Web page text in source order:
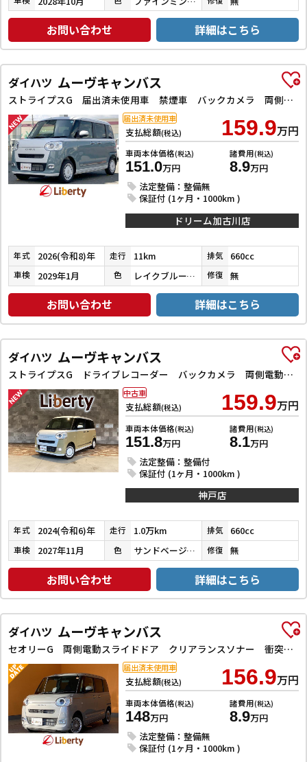
お問い合わせ 詳細はこちら
ダイハツ ムーヴキャンバス
ストライプスG 届出済未使用車 禁煙車 バックカメラ 両側電動スライドドア クリアランスソナー 衝突被害軽減システム オートライト LEDヘッドランプ アイドリングストップ 電動格納ミラー シートヒーター
支払総額(税込) 159.9万円
車両本体価格(税込)
151.0万円
諸費用(税込)
8.9万円
法定整備：整備無
保証付 (1ヶ月・1000km )
届出済未使用車
ドリーム加古川店
年式 2026(令和8)年 走行 11km 排気 660cc
車検 2029年1月 色 レイクブルーメタリック／シャイニングホワイトパール 修復 無
お問い合わせ 詳細はこちら
ダイハツ ムーヴキャンバス
ストライプスG ドライブレコーダー バックカメラ 両側電動スライドドア クリアランスソナー 衝突被害軽減システム オートライト スマートキー アイドリングストップ 電動格納ミラー シートヒーター ベンチシート CVT
支払総額(税込) 159.9万円
車両本体価格(税込)
151.8万円
諸費用(税込)
8.1万円
法定整備：整備付
保証付 (1ヶ月・1000km )
中古車
神戸店
年式 2024(令和6)年 走行 1.0万km 排気 660cc
車検 2027年11月 色 サンドベージュメタリック／シャイニングホワイトパール 修復 無
お問い合わせ 詳細はこちら
ダイハツ ムーヴキャンバス
セオリーG 両側電動スライドドア クリアランスソナー 衝突被害軽減システム オートライト LEDヘッドランプ スマートキー アイドリングストップ 電動格納ミラー 前席シートヒーター 電動パーキングブレーキ
支払総額(税込) 156.9万円
車両本体価格(税込)
148万円
諸費用(税込)
8.9万円
法定整備：整備無
保証付 (1ヶ月・1000km )
届出済未使用車